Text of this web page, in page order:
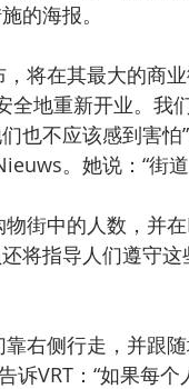
的海报。
将在其最大的商业
全地重新开业。我
也不应该感到害
。她说：“街
街中的人数，并
将指导人们遵守
右侧行走，并跟
诉VRT：“如果每